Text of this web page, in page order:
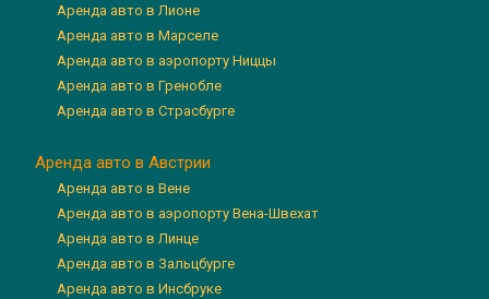
Аренда авто в Лионе
Аренда авто в Марселе
Аренда авто в аэропорту Ниццы
Аренда авто в Гренобле
Аренда авто в Страсбурге
Аренда авто в Австрии
Аренда авто в Вене
Аренда авто в аэропорту Вена-Швехат
Аренда авто в Линце
Аренда авто в Зальцбурге
Аренда авто в Инсбруке